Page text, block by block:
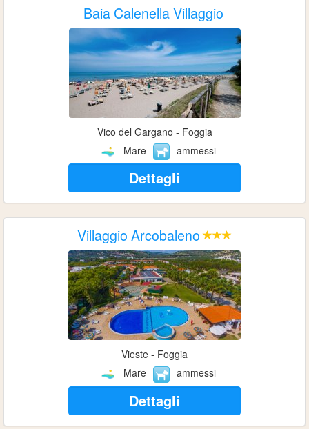
Baia Calenella Villaggio
Vico del Gargano - Foggia
Mare
ammessi
Dettagli
Villaggio Arcobaleno
Vieste - Foggia
Mare
ammessi
Dettagli